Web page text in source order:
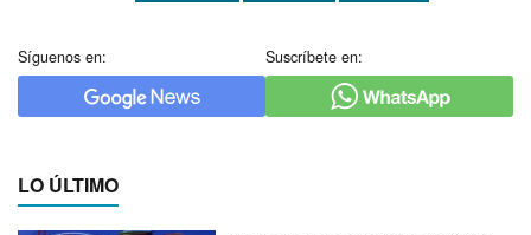
Síguenos en: Suscríbete en:
LO ÚLTIMO